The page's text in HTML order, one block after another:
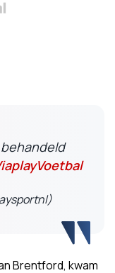
Brentford, kwam